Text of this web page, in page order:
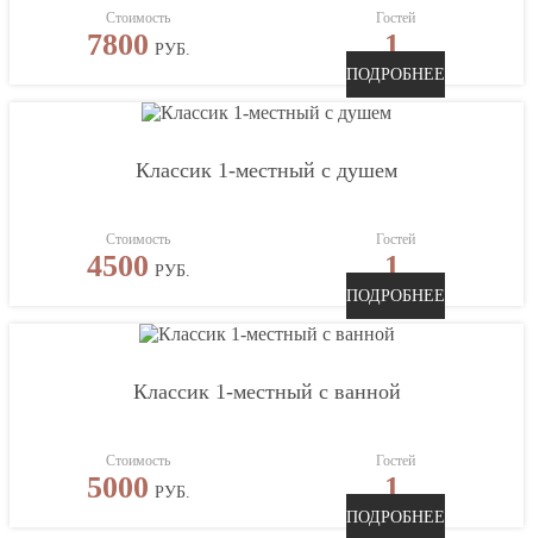
Стоимость
7800 РУБ.
Гостей
1
ПОДРОБНЕЕ
Классик 1-местный с душем
Стоимость
4500 РУБ.
Гостей
1
ПОДРОБНЕЕ
Классик 1-местный с ванной
Стоимость
5000 РУБ.
Гостей
1
ПОДРОБНЕЕ